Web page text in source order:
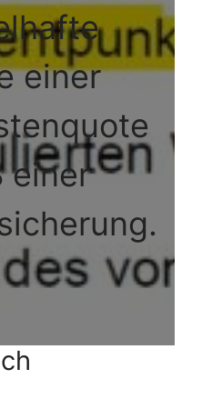
einer
einer